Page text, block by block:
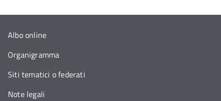
Albo online
Organigramma
Siti tematici o federati
Note legali